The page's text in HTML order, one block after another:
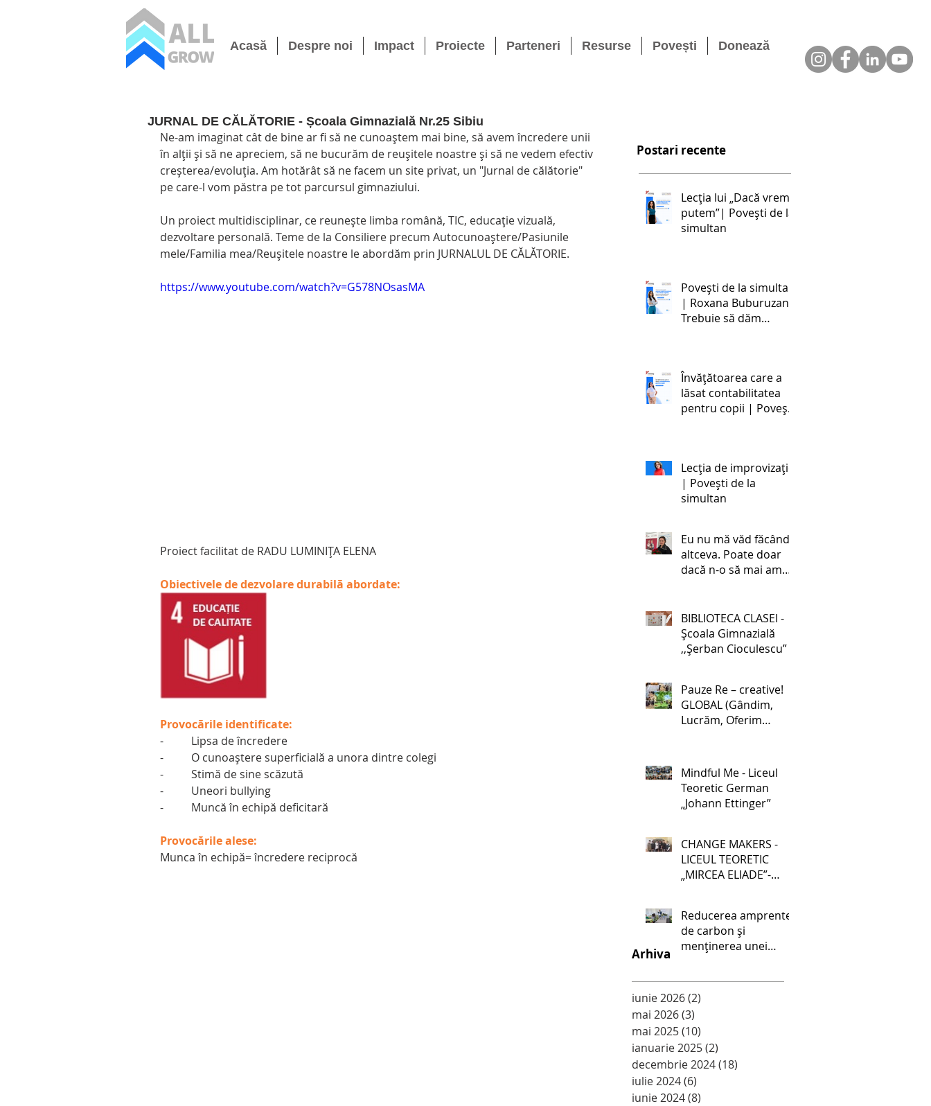
Acasă Despre noi Impact Proiecte Parteneri Resurse Povești Donează
JURNAL DE CĂLĂTORIE - Școala Gimnazială Nr.25 Sibiu
Ne-am imaginat cât de bine ar fi să ne cunoaștem mai bine, să avem încredere unii
în alții și să ne apreciem, să ne bucurăm de reușitele noastre și să ne vedem efectiv
creșterea/evoluția. Am hotărât să ne facem un site privat, un "Jurnal de călătorie"
pe care-l vom păstra pe tot parcursul gimnaziului.
Un proiect multidisciplinar, ce reunește limba română, TIC, educație vizuală,
dezvoltare personală. Teme de la Consiliere precum Autocunoaștere/Pasiunile
mele/Familia mea/Reușitele noastre le abordăm prin JURNALUL DE CĂLĂTORIE.
https://www.youtube.com/watch?v=G578NOsasMA
Proiect facilitat de RADU LUMINIȚA ELENA
Obiectivele de dezvolare durabilă abordate:
Provocările identificate:
-          Lipsa de încredere
-          O cunoaștere superficială a unora dintre colegi
-          Stimă de sine scăzută
-          Uneori bullying
-          Muncă în echipă deficitară
Provocările alese:
Munca în echipă= încredere reciprocă
Postari recente
Lecția lui „Dacă vrem,
putem”| Povești de la
simultan
Povești de la simultan
| Roxana Buburuzan:
Trebuie să dăm
ceea ce este foarte
greu în zilele noastre,
cu toate schimbările.
Învățătoarea care a
lăsat contabilitatea
pentru copii | Povești
Lecția de improvizație
| Povești de la
simultan
Eu nu mă văd făcând
altceva. Poate doar
dacă n-o să mai am
simultan
BIBLIOTECA CLASEI -
Școala Gimnazială
,,Șerban Cioculescu”
Pauze Re – creative!
GLOBAL (Gândim,
Lucrăm, Oferim
pentru schimbare) -
Școala Gimnazială nr.
1 Lehliu-Gară
Mindful Me - Liceul
Teoretic German
„Johann Ettinger”
CHANGE MAKERS -
LICEUL TEORETIC
„MIRCEA ELIADE”-
Reducerea amprentei
de carbon și
menținerea unei
Palanca
Arhiva
iunie 2026(2)
mai 2026(3)
mai 2025(10)
ianuarie 2025(2)
decembrie 2024(18)
iulie 2024(6)
iunie 2024(8)